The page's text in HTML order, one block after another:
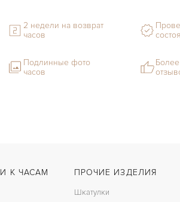
2 недели на возврат
часов
Подлинные фото
часов
К ЧАСАМ ПРОЧИЕ ИЗДЕЛИЯ
Шкатулки